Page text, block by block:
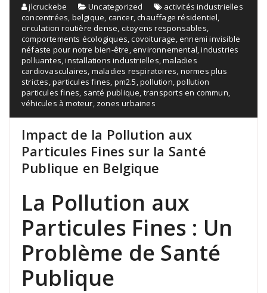
jlcruckebe Uncategorized
activités industrielles
concentrées belgique cancer,chauffage résidentiel
circulation routière dense citoyens responsables
comportements écologiques ,covoiturage ,ennemi invisible
néfaste pour notre bien-être ,environnemental ,industries
polluantes ,installations industrielles ,maladies
cardiovasculaires maladies respiratoires normes plus
strictes ,particules fines pm2.5 ,pollution ,pollution
particules fines santé publique transports en commun
véhicules à moteur zones urbaines
Impact de la Pollution aux
Particules Fines sur la Santé
Publique en Belgique
La Pollution aux
Particules Fines : Un
Problème de Santé
Publique